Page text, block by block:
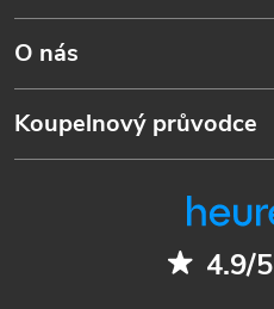
O nás
Koupelnový průvodce
4.9/5